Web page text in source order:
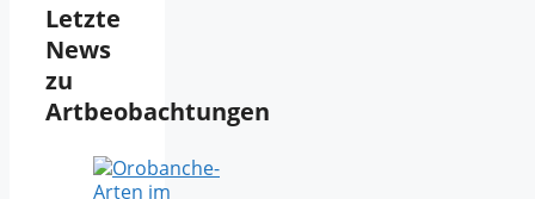
Letzte
News
zu
Artbeobachtungen